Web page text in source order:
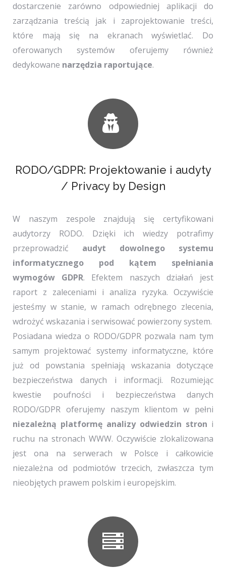
dostarczenie zarówno odpowiedniej aplikacji do
zarządzania treścią jak i zaprojektowanie treści,
które mają się na ekranach wyświetlać. Do
oferowanych systemów oferujemy również
dedykowane narzędzia raportujące.
RODO/GDPR: Projektowanie i audyty
/ Privacy by Design
W naszym zespole znajdują się certyfikowani
audytorzy RODO. Dzięki ich wiedzy potrafimy
przeprowadzić audyt dowolnego systemu
informatycznego pod kątem spełniania
wymogów GDPR. Efektem naszych działań jest
raport z zaleceniami i analiza ryzyka. Oczywiście
jesteśmy w stanie, w ramach odrębnego zlecenia,
wdrożyć wskazania i serwisować powierzony system.
Posiadana wiedza o RODO/GDPR pozwala nam tym
samym projektować systemy informatyczne, które
już od powstania spełniają wskazania dotyczące
bezpieczeństwa danych i informacji. Rozumiejąc
kwestie poufności i bezpieczeństwa danych
RODO/GDPR oferujemy naszym klientom w pełni
niezależną platformę analizy odwiedzin stron i
ruchu na stronach WWW. Oczywiście zlokalizowana
jest ona na serwerach w Polsce i całkowicie
niezależna od podmiotów trzecich, zwłaszcza tym
nieobjętych prawem polskim i europejskim.